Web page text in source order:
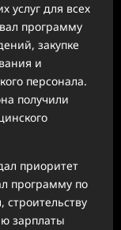
услуг для всех
программу
закупке
и
персонала.
получили
приоритет
программу по
зарплаты